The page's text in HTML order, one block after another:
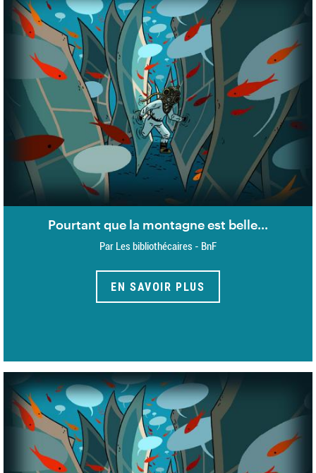
Pourtant que la montagne est belle...
Par Les bibliothécaires - BnF
EN SAVOIR PLUS